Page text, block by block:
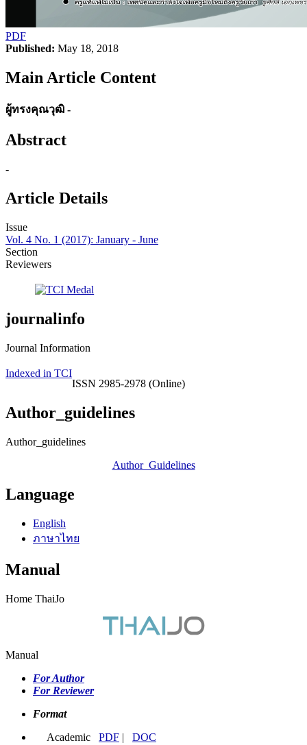
PDF
Published: May 18, 2018
Main Article Content
ผู้ทรงคุณวุฒิ -
Abstract
-
Article Details
Issue
Vol. 4 No. 1 (2017): January - June
Section
Reviewers
journalinfo
Journal Information
Indexed in TCI
ISSN 2985-2978 (Online)
Author_guidelines
Author_guidelines
Author_Guidelines
Language
English
ภาษาไทย
Manual
Home ThaiJo
Manual
For Author
For Reviewer
Format
Academic PDF | DOC